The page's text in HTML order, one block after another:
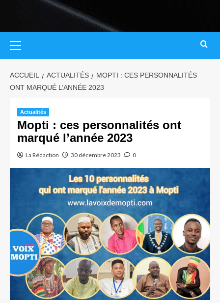
ACCUEIL ACTUALITÉS
MOPTI : CES PERSONNALITÉS
ONT MARQUÉ L’ANNÉE 2023
Actualités
Mopti : ces personnalités ont
marqué l’année 2023
La Rédaction 30 décembre 2023 0